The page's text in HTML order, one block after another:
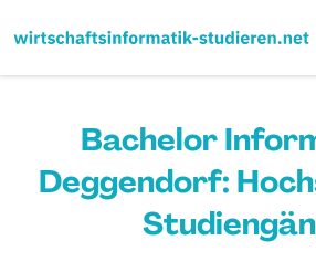
Bachelor
Deggendorf: